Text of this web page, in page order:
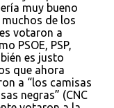
muy bueno
de los
votaron a
PSOE, PSP,
es justo
que ahora
a “los camisas
negras” (CNC